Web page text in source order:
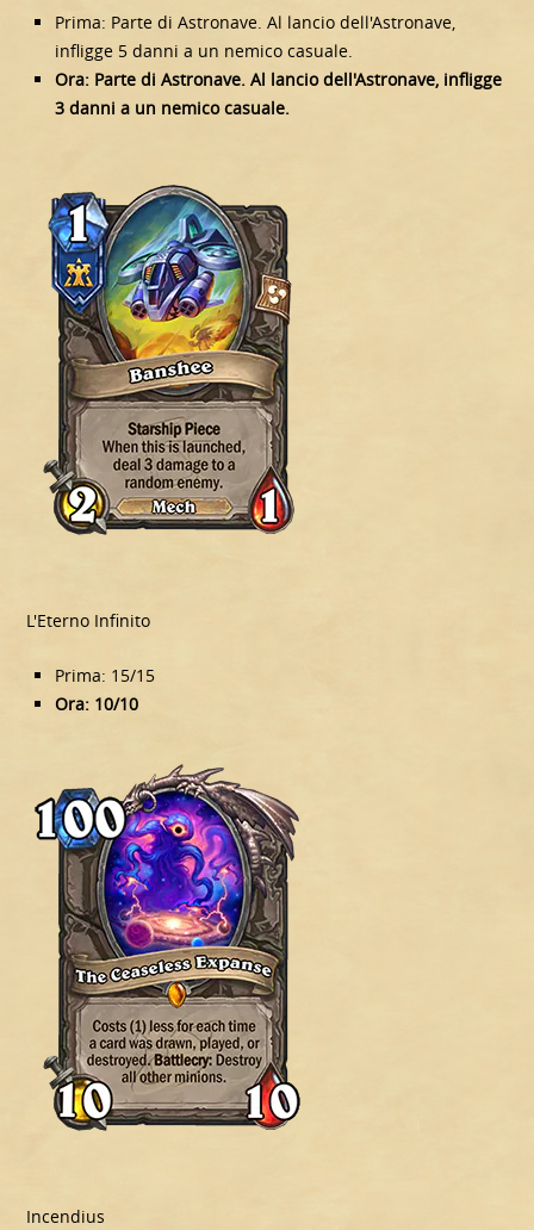
Prima: Parte di Astronave. Al lancio dell'Astronave,
infligge 5 danni a un nemico casuale.
Ora: Parte di Astronave. Al lancio dell'Astronave, infligge
3 danni a un nemico casuale.
L'Eterno Infinito
Prima: 15/15
Ora: 10/10
Incendius